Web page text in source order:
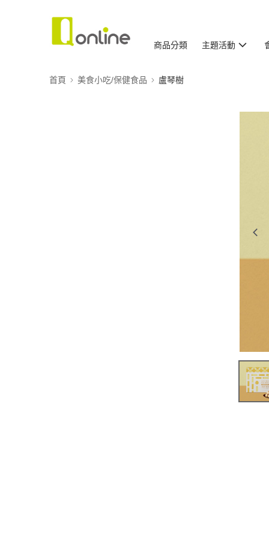
商品分類 主題活動
首頁 美食小吃/保健食品 盧琴樹